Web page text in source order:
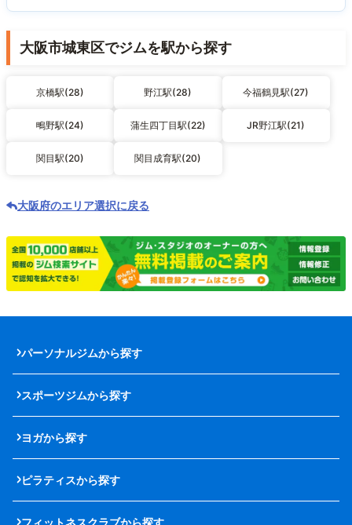
大阪市城東区でジムを駅から探す
京橋駅(28) 野江駅(28) 今福鶴見駅(27)
鴫野駅(24) 蒲生四丁目駅(22) JR野江駅(21)
関目駅(20) 関目成育駅(20)
大阪府のエリア選択に戻る
パーソナルジムから探す
スポーツジムから探す
ヨガから探す
ピラティスから探す
フィットネスクラブから探す